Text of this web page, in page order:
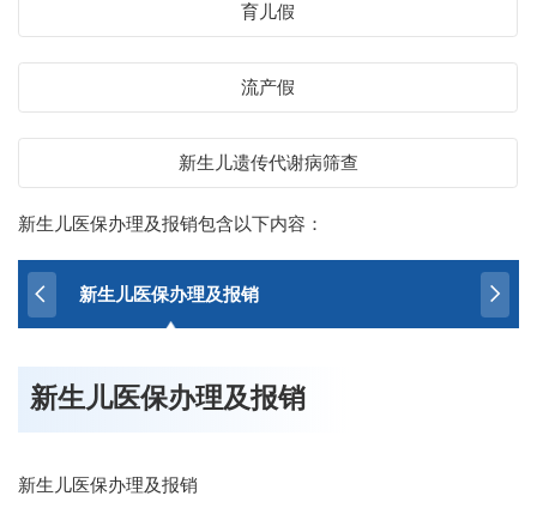
育儿假
流产假
新生儿遗传代谢病筛查
新生儿医保办理及报销包含以下内容：
新生儿医保办理及报销
新生儿医保办理及报销
新生儿医保办理及报销